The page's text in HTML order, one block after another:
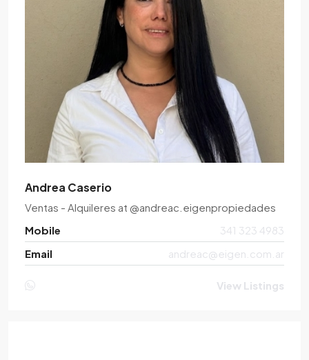
Andrea Caserio
Ventas - Alquileres at @andreac.eigenpropiedades
Mobile
341 323 4983
Email
andreac@eigen.com.ar
View Listings